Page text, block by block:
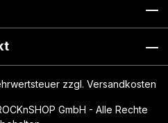
zzgl. Versandkosten
GmbH - Alle Rechte